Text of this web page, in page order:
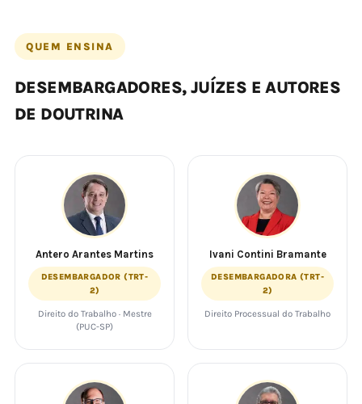
QUEM ENSINA
DESEMBARGADORES, JUÍZES E AUTORES
DE DOUTRINA
Antero Arantes Martins
DESEMBARGADOR (TRT-
2)
Direito do Trabalho · Mestre
(PUC-SP)
Ivani Contini Bramante
DESEMBARGADORA (TRT-
2)
Direito Processual do Trabalho